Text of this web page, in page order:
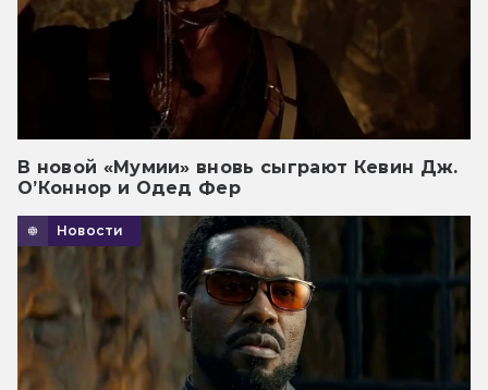
В новой «Мумии» вновь сыграют Кевин Дж.
О’Коннор и Одед Фер
Новости